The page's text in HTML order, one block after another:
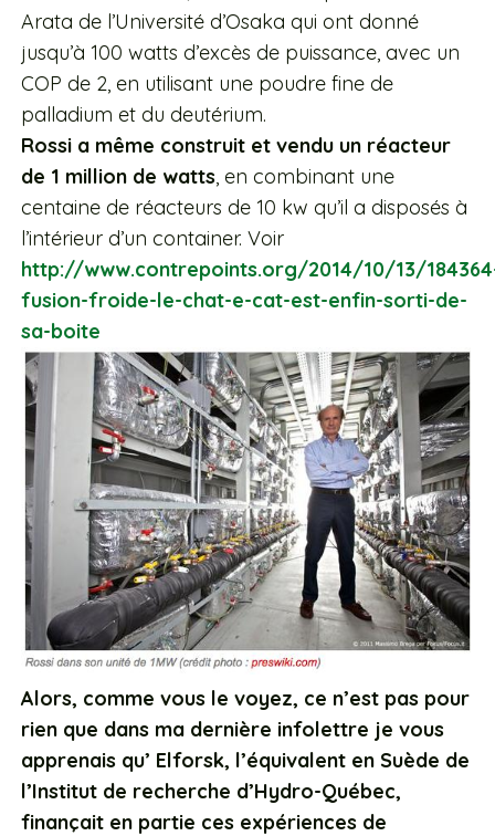
Arata de l’Université d’Osaka qui ont donné
jusqu’à 100 watts d’excès de puissance, avec un
COP de 2, en utilisant une poudre fine de
palladium et du deutérium.
Rossi a même construit et vendu un réacteur
de 1 million de watts, en combinant une
centaine de réacteurs de 10 kw qu’il a disposés à
l’intérieur d’un container. Voir
http://www.contrepoints.org/2014/10/13/
fusion-froide-le-chat-e-cat-est-enfin-sorti-de-
sa-boite
Alors, comme vous le voyez, ce n’est pas pour
rien que dans ma dernière infolettre je vous
apprenais qu’ Elforsk, l’équivalent en Suède de
l’Institut de recherche d’Hydro-Québec,
finançait en partie ces expériences de